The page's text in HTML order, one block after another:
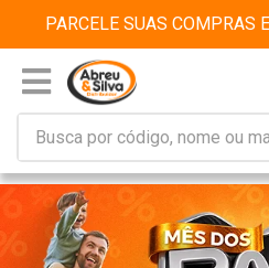
PARCELE SUAS COMPRAS